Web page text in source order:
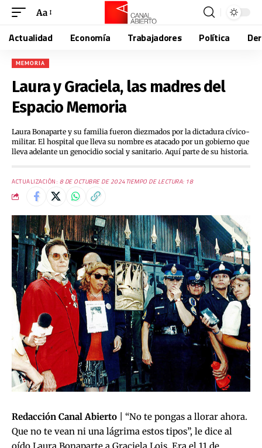
Aa
Actualidad Economía Trabajadores Política
MEMORIA
Laura y Graciela, las madres del
Espacio Memoria
Laura Bonaparte y su familia fueron diezmados por la dictadura cívico-
militar. El hospital que lleva su nombre es atacado por un gobierno que
lleva adelante un genocidio social y sanitario. Aquí parte de su historia.
ACTUALIZACIÓN: 8 DE OCTUBRE DE 2024TIEMPO DE LECTURA: 18
Redacción Canal Abierto | “No te pongas a llorar ahora.
Que no te vean ni una lágrima estos tipos”, le dice al